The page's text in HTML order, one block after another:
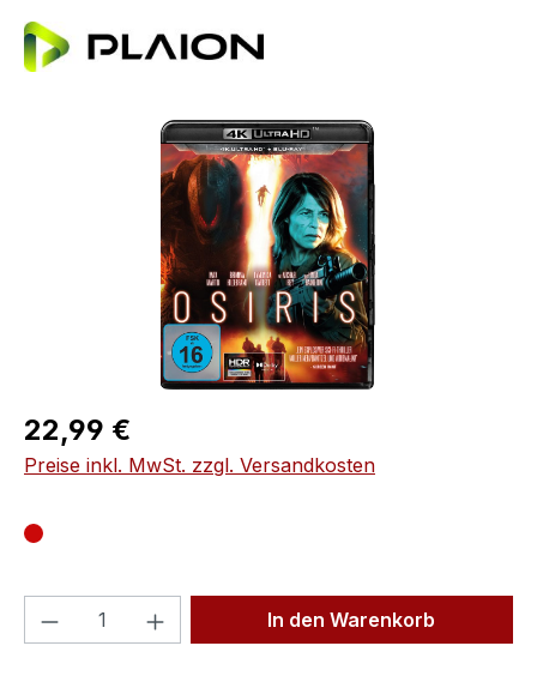
Bildergalerie überspringen
Regulärer Preis:
22,99 €
Preise inkl. MwSt. zzgl. Versandkosten
Produkt Anzahl: Gib denIn den Warenkorb